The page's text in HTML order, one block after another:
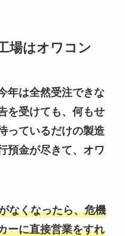
場はオワコン
年は全然受注できな
を受けても、何もせ
っているだけの製造
預金が尽きて、オワ
なくなったら、危機
ーに直接営業をすれ